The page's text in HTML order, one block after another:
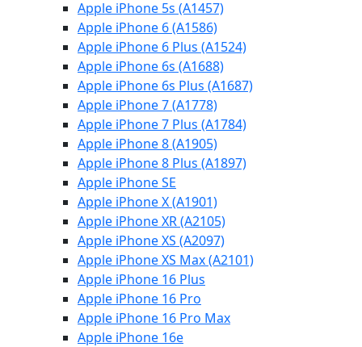
Apple iPhone 5s (A1457)
Apple iPhone 6 (A1586)
Apple iPhone 6 Plus (A1524)
Apple iPhone 6s (A1688)
Apple iPhone 6s Plus (A1687)
Apple iPhone 7 (A1778)
Apple iPhone 7 Plus (A1784)
Apple iPhone 8 (A1905)
Apple iPhone 8 Plus (A1897)
Apple iPhone SE
Apple iPhone X (A1901)
Apple iPhone XR (A2105)
Apple iPhone XS (A2097)
Apple iPhone XS Max (A2101)
Apple iPhone 16 Plus
Apple iPhone 16 Pro
Apple iPhone 16 Pro Max
Apple iPhone 16e